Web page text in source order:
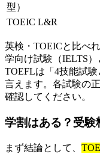
型）
TOEIC L&R
英検・TOEICと比べ
学向け試験（IELTS
TOEFLは「4技能試
言えます。各試験の
確認してください。
学割はある？受験
まず結論として、